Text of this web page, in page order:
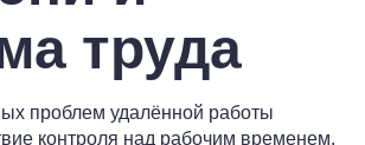
труда
проблем удалённой работы
контроля над рабочим временем.